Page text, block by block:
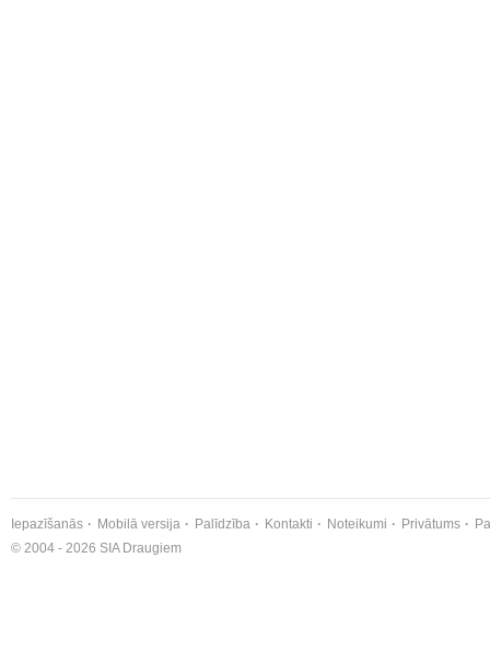
Iepazīšanās Mobilā versija Palīdzība Kontakti Noteikumi Privātums
© 2004 - 2026 SIA Draugiem